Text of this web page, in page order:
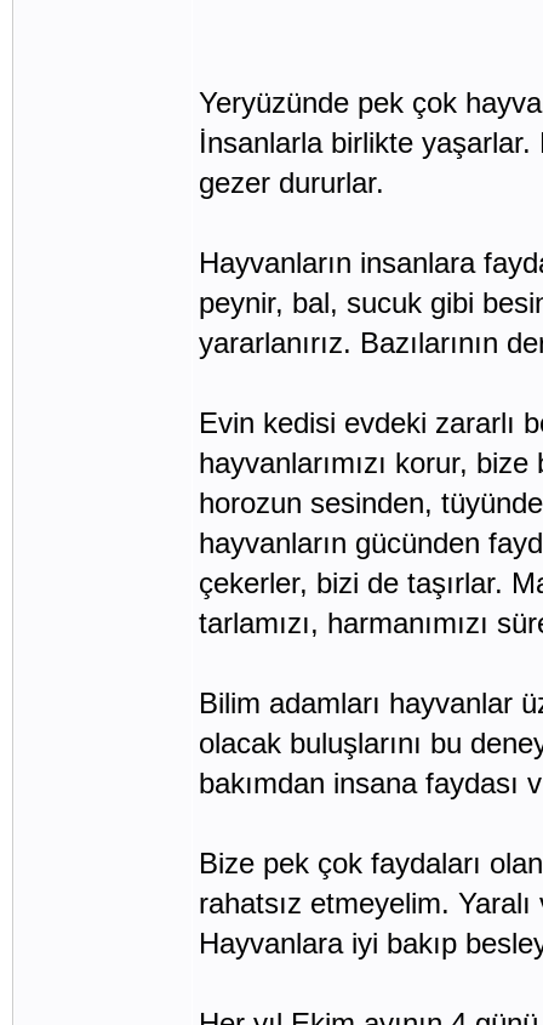
Yeryüzünde pek çok
İnsanlarla birlikte yaşarlar.
gezer dururlar.
Hayvanların insanlara
peynir, bal, sucuk gibi
yararlanırız. Bazılarının
Evin kedisi evdeki zararlı
hayvanlarımızı korur,
horozun sesinden,
hayvanların gücünden
çekerler, bizi de taşırlar.
tarlamızı, harmanımızı
Bilim adamları hayvanlar
olacak buluşlarını bu
bakımdan insana faydası
Bize pek çok faydaları
rahatsız etmeyelim.
Hayvanlara iyi bakıp